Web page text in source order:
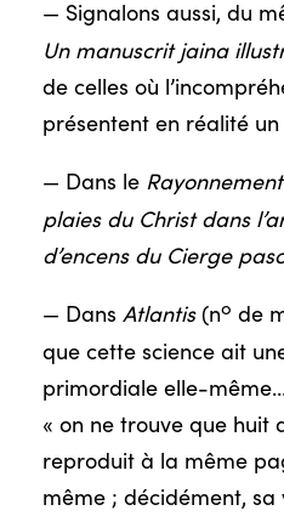
— Signalons aussi, du
Un manuscrit jaina
de celles où
présentent en réalité
— Dans le
plaies du Christ dans
d’encens du Cierge
— Dans Atlantis(no de
que cette science ait
primordiale elle-
« on ne trouve que huit
reproduit à la même
même ; décidément,